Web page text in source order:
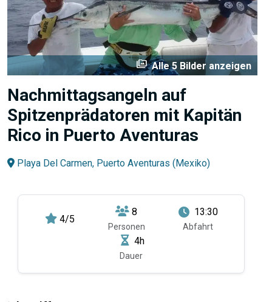
perm_media Alle 5 Bilder anzeigen
Nachmittagsangeln auf
Spitzenprädatoren mit Kapitän
Rico in Puerto Aventuras
Playa Del Carmen, Puerto Aventuras (Mexiko)
4/5
8
Personen
13:30
Abfahrt
4h
Dauer